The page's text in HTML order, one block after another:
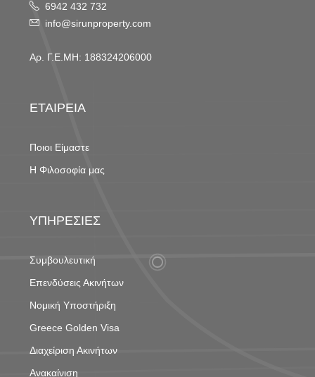
6942 432 732
info@sirunproperty.com
Αρ. Γ.Ε.ΜΗ: 188324206000
ΕΤΑΙΡΕΙΑ
Ποιοι Είμαστε
Η Φιλοσοφία μας
ΥΠΗΡΕΣΙΕΣ
Συμβουλευτική
Επενδύσεις Ακινήτων
Νομική Υποστήριξη
Greece Golden Visa
Διαχείριση Ακινήτων
Ανακαίνιση